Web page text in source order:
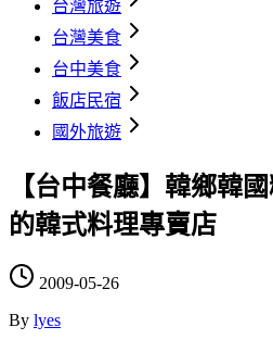
台灣旅遊
台灣美食
台中美食
飯店民宿
國外旅遊
【台中餐廳】韓鄉韓
的韓式料理專賣店
2009-05-26
By lyes